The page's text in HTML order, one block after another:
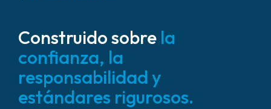
Construido sobre la
confianza, la
responsabilidad y
estándares rigurosos.